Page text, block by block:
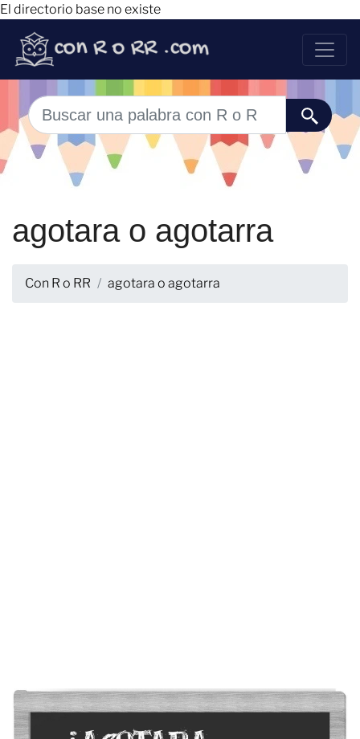
El directorio base no existe
agotara o agotarra
Con R o RR agotara o agotarra